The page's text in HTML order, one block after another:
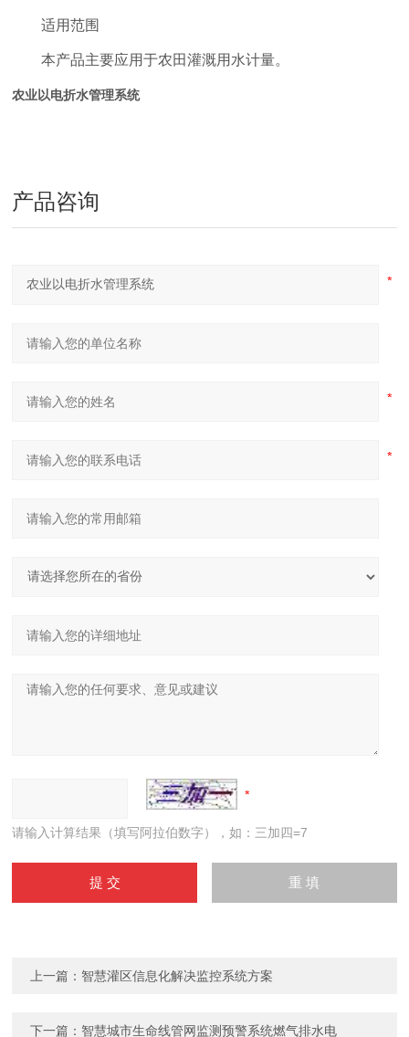
适用范围
本产品主要应用于农田灌溉用水计量。
农业以电折水管理系统
产品咨询
请输入计算结果（填写阿拉伯数字），如：三加四=7
上一篇： 智慧灌区信息化解决监控系统方案
下一篇： 智慧城市生命线管网监测预警系统燃气排水电